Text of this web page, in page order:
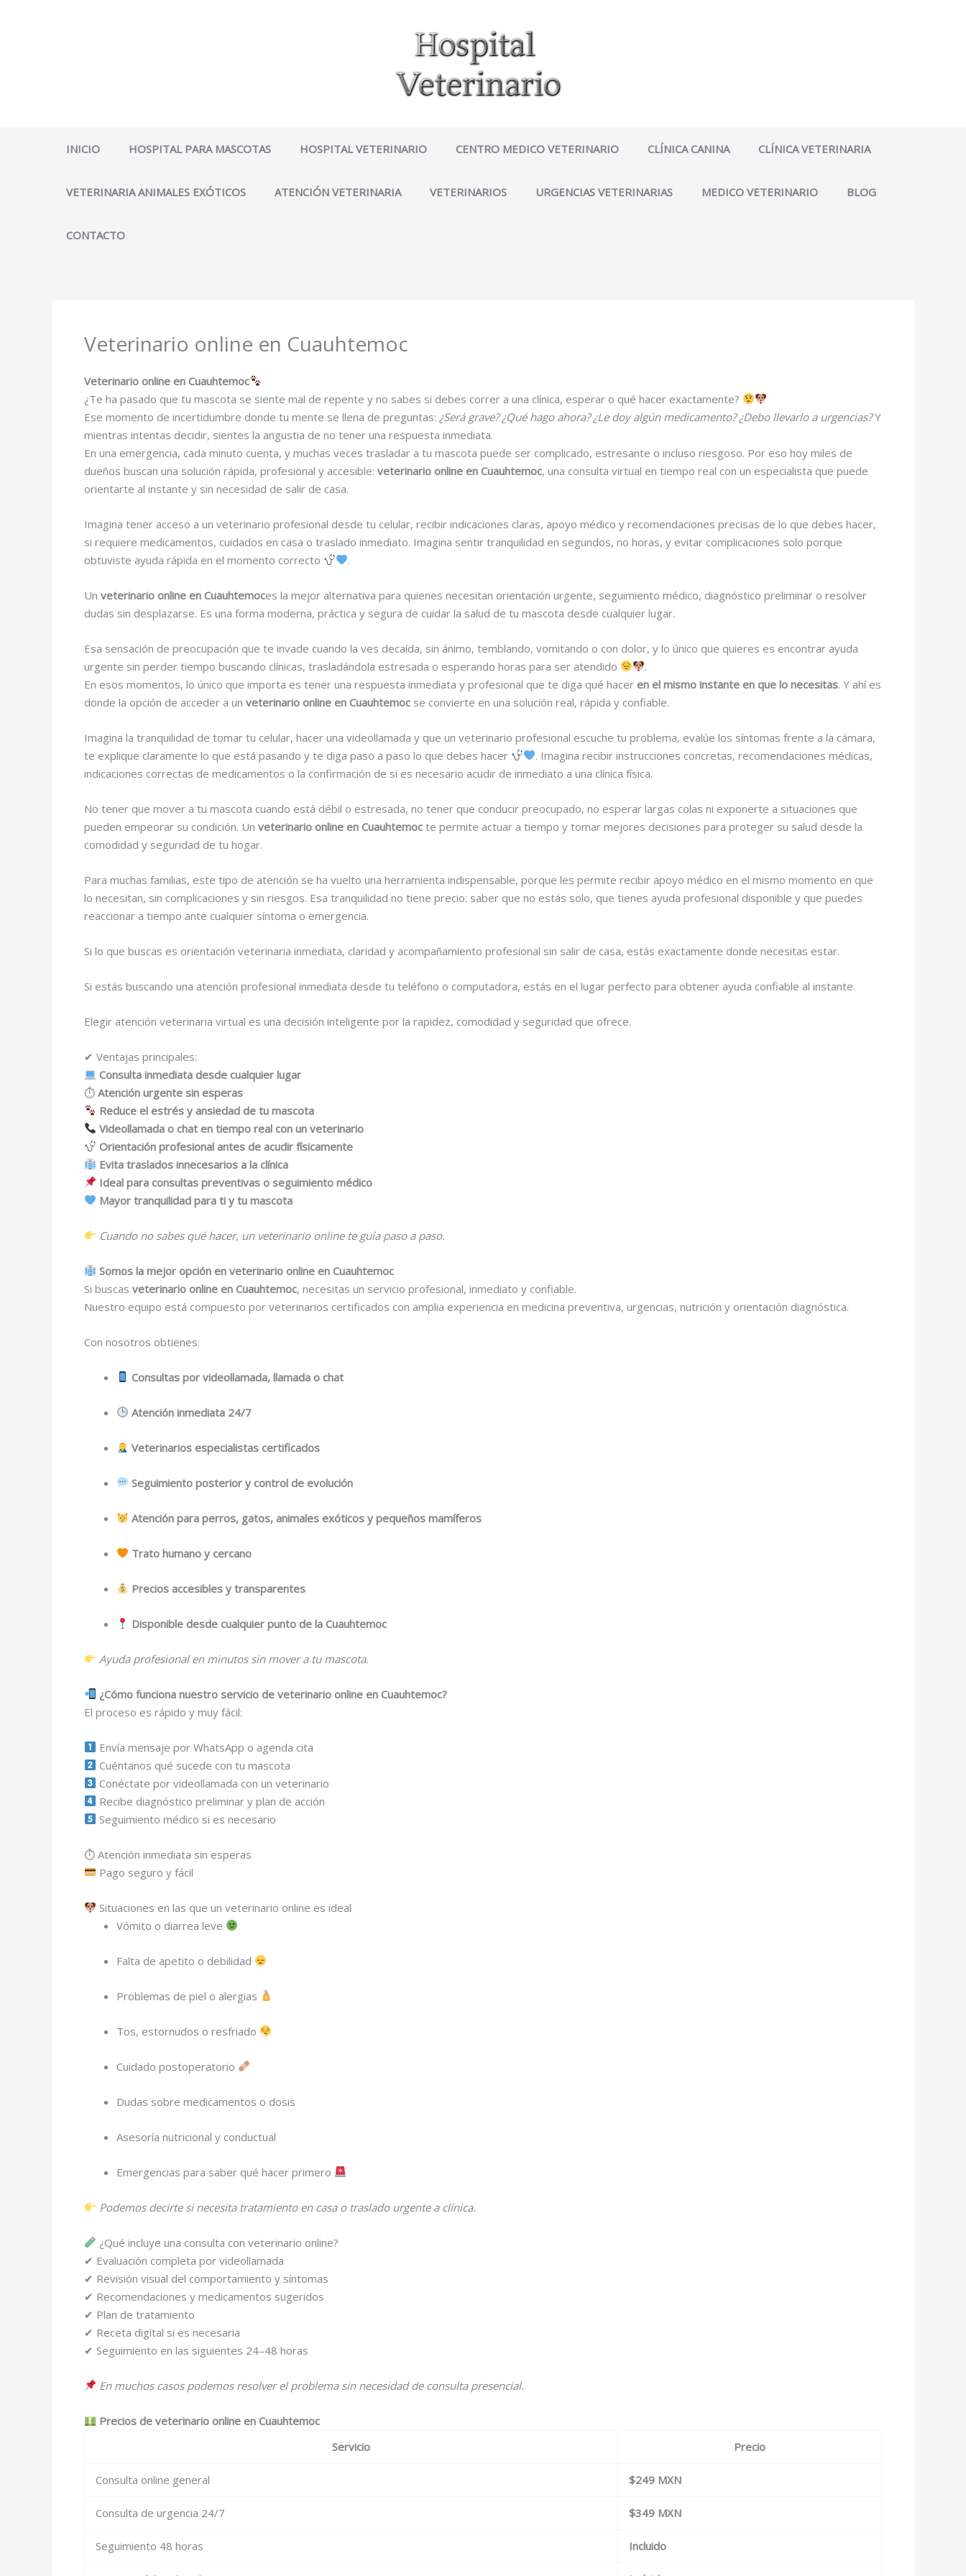
INICIO HOSPITAL PARA MASCOTAS HOSPITAL VETERINARIO CENTRO MEDICO VETERINARIO CLÍNICA CANINA CLÍNICA VETERINARIA
VETERINARIA ANIMALES EXÓTICOS ATENCIÓN VETERINARIA VETERINARIOS URGENCIAS VETERINARIAS MEDICO VETERINARIO BLOG
CONTACTO
Veterinario online en Cuauhtemoc
Veterinario online en Cuauhtemoc
¿Te ha pasado que tu mascota se siente mal de repente y no sabes si debes correr a una clínica, esperar o qué hacer exactamente?
Ese momento de incertidumbre donde tu mente se llena de preguntas: ¿Será grave? ¿Qué hago ahora? ¿Le doy algún medicamento? ¿Debo llevarlo a urgencias?Y
mientras intentas decidir, sientes la angustia de no tener una respuesta inmediata.
En una emergencia, cada minuto cuenta, y muchas veces trasladar a tu mascota puede ser complicado, estresante o incluso riesgoso. Por eso hoy miles de
dueños buscan una solución rápida, profesional y accesible: veterinario online en Cuauhtemoc, una consulta virtual en tiempo real con un especialista que puede
orientarte al instante y sin necesidad de salir de casa.
Imagina tener acceso a un veterinario profesional desde tu celular, recibir indicaciones claras, apoyo médico y recomendaciones precisas de lo que debes hacer,
si requiere medicamentos, cuidados en casa o traslado inmediato. Imagina sentir tranquilidad en segundos, no horas, y evitar complicaciones solo porque
obtuviste ayuda rápida en el momento correcto
.
Un veterinario online en Cuauhtemoces la mejor alternativa para quienes necesitan orientación urgente, seguimiento médico, diagnóstico preliminar o resolver
dudas sin desplazarse. Es una forma moderna, práctica y segura de cuidar la salud de tu mascota desde cualquier lugar.
Esa sensación de preocupación que te invade cuando la ves decaída, sin ánimo, temblando, vomitando o con dolor, y lo único que quieres es encontrar ayuda
urgente sin perder tiempo buscando clínicas, trasladándola estresada o esperando horas para ser atendido
.
En esos momentos, lo único que importa es tener una respuesta inmediata y profesional que te diga qué hacer en el mismo instante en que lo necesitas. Y ahí es
donde la opción de acceder a un veterinario online en Cuauhtemoc se convierte en una solución real, rápida y confiable.
Imagina la tranquilidad de tomar tu celular, hacer una videollamada y que un veterinario profesional escuche tu problema, evalúe los síntomas frente a la cámara,
te explique claramente lo que está pasando y te diga paso a paso lo que debes hacer
. Imagina recibir instrucciones concretas, recomendaciones médicas,
indicaciones correctas de medicamentos o la confirmación de si es necesario acudir de inmediato a una clínica física.
No tener que mover a tu mascota cuando está débil o estresada, no tener que conducir preocupado, no esperar largas colas ni exponerte a situaciones que
pueden empeorar su condición. Un veterinario online en Cuauhtemoc te permite actuar a tiempo y tomar mejores decisiones para proteger su salud desde la
comodidad y seguridad de tu hogar.
Para muchas familias, este tipo de atención se ha vuelto una herramienta indispensable, porque les permite recibir apoyo médico en el mismo momento en que
lo necesitan, sin complicaciones y sin riesgos. Esa tranquilidad no tiene precio: saber que no estás solo, que tienes ayuda profesional disponible y que puedes
reaccionar a tiempo ante cualquier síntoma o emergencia.
Si lo que buscas es orientación veterinaria inmediata, claridad y acompañamiento profesional sin salir de casa, estás exactamente donde necesitas estar.
Si estás buscando una atención profesional inmediata desde tu teléfono o computadora, estás en el lugar perfecto para obtener ayuda confiable al instante.
Elegir atención veterinaria virtual es una decisión inteligente por la rapidez, comodidad y seguridad que ofrece.
✔ Ventajas principales:
Consulta inmediata desde cualquier lugar
⏱ Atención urgente sin esperas
Reduce el estrés y ansiedad de tu mascota
Videollamada o chat en tiempo real con un veterinario
Orientación profesional antes de acudir físicamente
Evita traslados innecesarios a la clínica
Ideal para consultas preventivas o seguimiento médico
Mayor tranquilidad para ti y tu mascota
Cuando no sabes qué hacer, un veterinario online te guía paso a paso.
Somos la mejor opción en veterinario online en Cuauhtemoc
Si buscas veterinario online en Cuauhtemoc, necesitas un servicio profesional, inmediato y confiable.
Nuestro equipo está compuesto por veterinarios certificados con amplia experiencia en medicina preventiva, urgencias, nutrición y orientación diagnóstica.
Con nosotros obtienes:
Consultas por videollamada, llamada o chat
Atención inmediata 24/7
Veterinarios especialistas certificados
Seguimiento posterior y control de evolución
Atención para perros, gatos, animales exóticos y pequeños mamíferos
Trato humano y cercano
Precios accesibles y transparentes
Disponible desde cualquier punto de la Cuauhtemoc
Ayuda profesional en minutos sin mover a tu mascota.
¿Cómo funciona nuestro servicio de veterinario online en Cuauhtemoc?
El proceso es rápido y muy fácil:
Envía mensaje por WhatsApp o agenda cita
Cuéntanos qué sucede con tu mascota
Conéctate por videollamada con un veterinario
Recibe diagnóstico preliminar y plan de acción
Seguimiento médico si es necesario
⏱ Atención inmediata sin esperas
Pago seguro y fácil
Situaciones en las que un veterinario online es ideal
Vómito o diarrea leve
Falta de apetito o debilidad
Problemas de piel o alergias
Tos, estornudos o resfriado
Cuidado postoperatorio
Dudas sobre medicamentos o dosis
Asesoría nutricional y conductual
Emergencias para saber qué hacer primero
Podemos decirte si necesita tratamiento en casa o traslado urgente a clínica.
¿Qué incluye una consulta con veterinario online?
✔ Evaluación completa por videollamada
✔ Revisión visual del comportamiento y síntomas
✔ Recomendaciones y medicamentos sugeridos
✔ Plan de tratamiento
✔ Receta digital si es necesaria
✔ Seguimiento en las siguientes 24–48 horas
En muchos casos podemos resolver el problema sin necesidad de consulta presencial.
Precios de veterinario online en Cuauhtemoc
Servicio
Precio
Consulta online general $249 MXN
Consulta de urgencia 24/7 $349 MXN
Seguimiento 48 horas Incluido